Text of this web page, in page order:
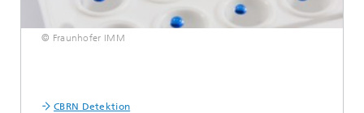
© Fraunhofer IMM
CBRN Detektion